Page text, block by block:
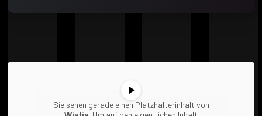
Sie sehen gerade einen Platzhalterinhalt von